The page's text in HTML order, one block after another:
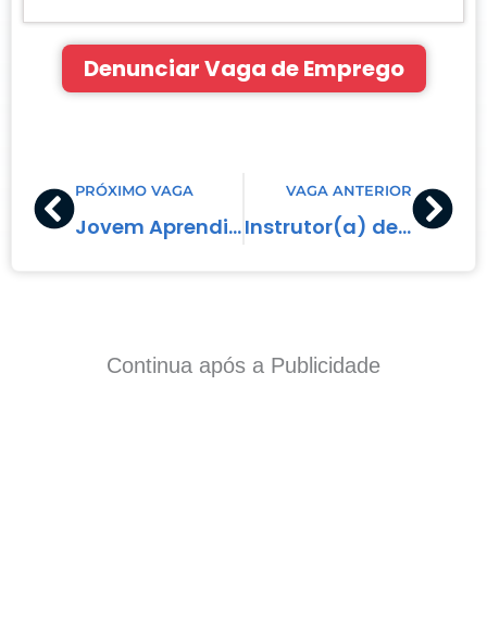
Denunciar Vaga de Emprego
Prev
PRÓXIMO VAGA
Jovem Aprendiz – Cobrador
VAGA ANTERIOR
Instrutor(a) de Inglês
Continua após a Publicidade